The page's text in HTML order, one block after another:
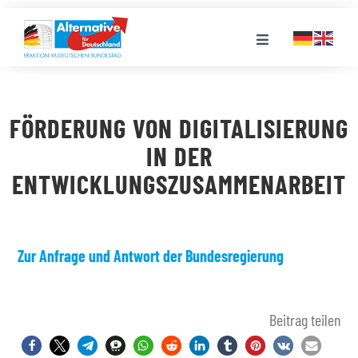
Inhalt
springen
Toggle
VERANSTALTUNGEN
PRESSE
FÖRDERUNG VON DIGITALISIERUNG
IN DER
ENTWICKLUNGSZUSAMMENARBEIT
Zur Anfrage und Antwort der Bundesregierung
Beitrag teilen